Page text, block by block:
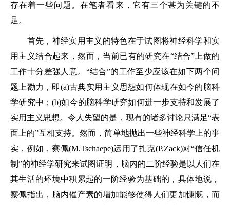
存在着一些问题。在笔者看来，它有三个甚为关键的不
足。
首先，神经实用主义的特色在于试图将神经科学和实
用主义结合起来，然而，当前已有的研究在“结合”上做的
工作十分差强人意。“结合”的工作至少应该在如下两个问
题上勠力，即(a)古典实用主义思想如何体现在如今的脑科
学研究中；(b)如今的脑科学研究如何进一步支持和发展了
实用主义思想。令人失望的是，现有的诸多讨论只满足“表
面上的”互相支持。然而，简单地抛出一些神经科学上的事
实，例如，察佩(M.Tschaepe)运用了扎克(P.Zack)对“信任机
制”的神经学研究来试图证明，脑内的二阶经验是以人们在
其生活的环境中积累起的一阶经验为基础的，具体地说，
察佩指出，脑内催产素的增加能够使得人们更加慷慨，而